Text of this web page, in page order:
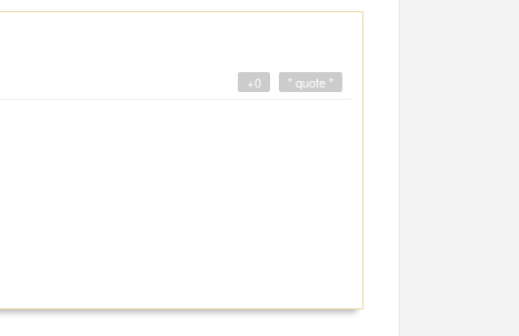
" quote "
+0